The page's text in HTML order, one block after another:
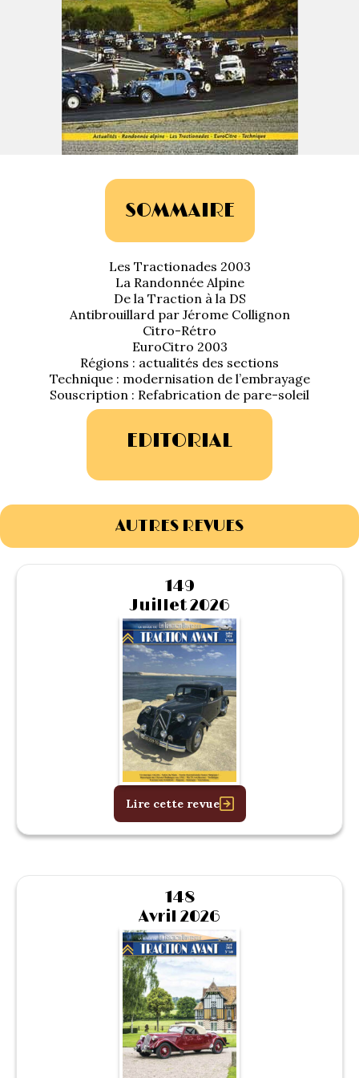
Notre local
La Boutique
Les pièces
Liens
La Revue
Les salons
La traction
La Traction des
membres
Présentation 11
Présentation 15 six
Evolution 7 et 11 -
1934/1941
Evolution 11 –
1952/1957
La 15/6 G –
La 15/6 D –
1947/1955
La 15/6 H –
1954/1956
SOMMAIRE
Les Tractionades 2003
La Randonnée Alpine
De la Traction à la DS
Antibrouillard par Jérome Collignon
Citro-Rétro
EuroCitro 2003
Régions : actualités des sections
Technique : modernisation de l’embrayage
Souscription : Refabrication de pare-soleil
EDITORIAL
AUTRES REVUES
149
Juillet 2026
Lire cette revue
148
Avril 2026